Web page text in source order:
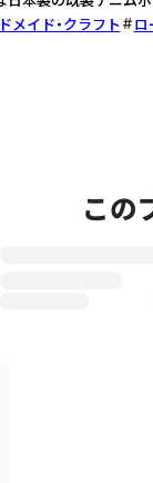
メイド・クラフト
ロ
この